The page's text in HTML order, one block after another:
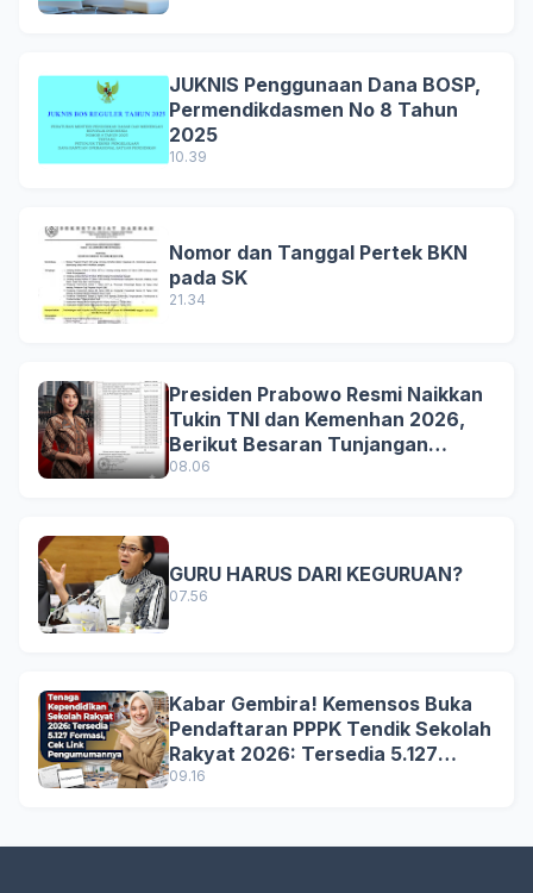
JUKNIS Penggunaan Dana BOSP,
Permendikdasmen No 8 Tahun
2025
10.39
Nomor dan Tanggal Pertek BKN
pada SK
21.34
Presiden Prabowo Resmi Naikkan
Tukin TNI dan Kemenhan 2026,
Berikut Besaran Tunjangan
Terbaru
08.06
GURU HARUS DARI KEGURUAN?
07.56
Kabar Gembira! Kemensos Buka
Pendaftaran PPPK Tendik Sekolah
Rakyat 2026: Tersedia 5.127
Formasi, Simak Syarat dan
09.16